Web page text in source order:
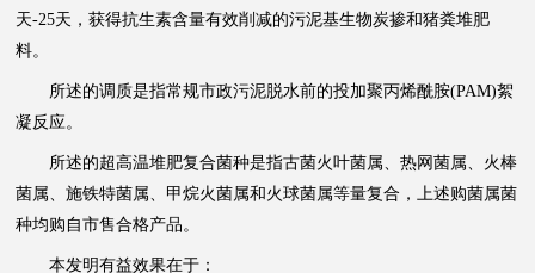
天-25天，获得抗生素含量有效削减的污泥基生物炭掺和猪粪堆肥
料。
所述的调质是指常规市政污泥脱水前的投加聚丙烯酰胺(PAM)絮
凝反应。
所述的超高温堆肥复合菌种是指古菌火叶菌属、热网菌属、火棒
菌属、施铁特菌属、甲烷火菌属和火球菌属等量复合，上述购菌属菌
种均购自市售合格产品。
本发明有益效果在于：